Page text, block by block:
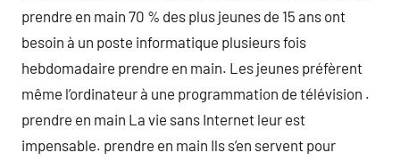
prendre en main 70 % des plus jeunes de 15 ans ont
besoin à un poste informatique plusieurs fois
hebdomadaire prendre en main. Les jeunes préfèrent
même l’ordinateur à une programmation de télévision .
prendre en main La vie sans Internet leur est
impensable. prendre en main Ils s’en servent pour